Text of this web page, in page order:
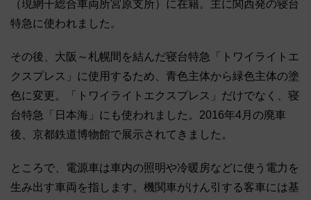
（現網干総合車両所宮原支所）に在籍。主に関西発の寝台
特急に使われました。
その後、大阪～札幌間を結んだ寝台特急「トワイライトエ
クスプレス」に使用するため、青色主体から緑色主体の塗
色に変更。「トワイライトエクスプレス」だけでなく、寝
台特急「日本海」にも使われました。2016年4月の廃車
後、京都鉄道博物館で展示されてきました。
ところで、電源車は車内の照明や冷暖房などに使う電力を
生み出す車両を指します。機関車がけん引する客車には基